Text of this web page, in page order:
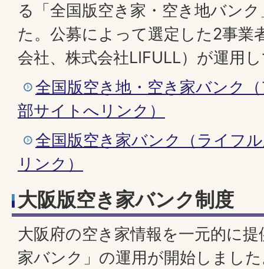
る「全国版空き家・空き地バン
た。公募によって選定した2事業
会社、株式会社LIFULL）が運用
全国版空き地・空き家バンク
部サイトへリンク）
全国版空き家バンク（ライフ
リンク）
大阪版空き家バンク制度
大阪府の空き家情報を一元的に
家バンク」の運用が開始しまし